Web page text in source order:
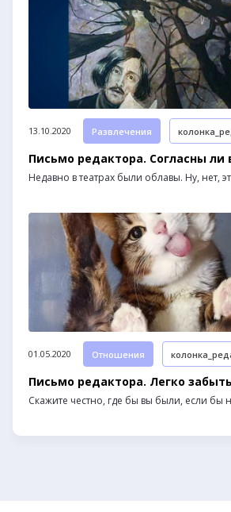
13.10.2020 Развлечения
Письмо редактора. Согласны ли
Недавно в театрах были облавы. Ну, нет,
01.05.2020 Отношения
Письмо редактора. Легко
Скажите честно, где бы вы были, если бы